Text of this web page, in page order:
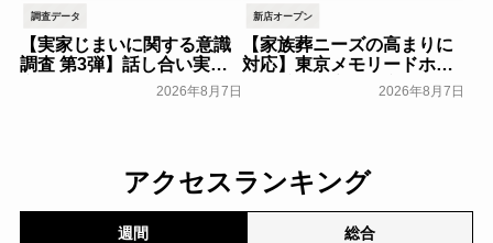
調査データ
【実家じまいに関する意識
調査 第3弾】話し合い実施
率は29.5％で前回から低
下。「大相続時代」でも家
2026年8月7日
新店オープン
【家族葬ニーズの高まりに
対応】東京メモリードホー
ルに貸切型家族葬空間『第
８ホール～Living～』オー
2026年8月7日
アクセスランキング
週間 総合